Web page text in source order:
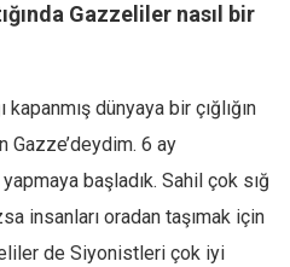
Gazzeliler nasıl bir
dünyaya bir çığlığın
Gazze’deydim. 6 ay
başladık. Sahil çok sığ
insanları oradan taşımak için
de Siyonistleri çok iyi